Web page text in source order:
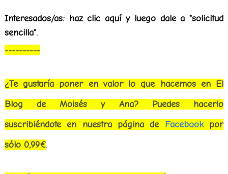
Interesados/as: haz clic aquí y luego dale a "solicitud
sencilla".
----------
¿Te gustaría poner en valor lo que hacemos en El
Blog de Moisés y Ana? Puedes hacerlo
suscribiéndoteen nuestra página de Facebookpor
sólo 0,99€.